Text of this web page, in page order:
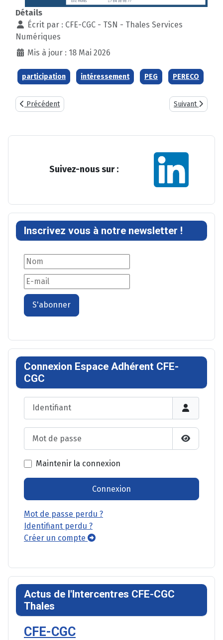
Détails
Écrit par : CFE-CGC - TSN - Thales Services
Numériques
Mis à jour : 18 Mai 2026
participation intéressement PEG PERECO
Article précédent : CONSEILS DE SURVEILLANCE DE
Précédent Article suivant :
Suivant
Suivez-nous sur :
Inscrivez vous à notre newsletter !
S'abonner
Connexion Espace Adhérent CFE-
CGC
Identifiant
Mot de passe
Afficher
Maintenir la connexion
Connexion
Mot de passe perdu ?
Identifiant perdu ?
Créer un compte
Actus de l'Intercentres CFE-CGC
Thales
CFE-CGC